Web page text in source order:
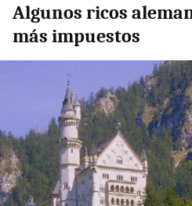
Algunos ricos
más impuestos